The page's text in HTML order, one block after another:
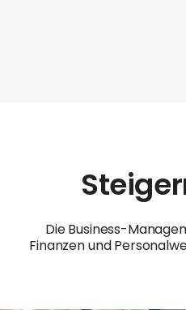
Die Business-
Finanzen und